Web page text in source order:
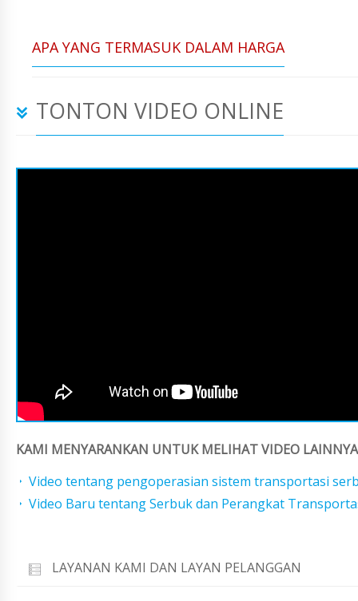
APA YANG TERMASUK DALAM HARGA
TONTON VIDEO ONLINE
KAMI MENYARANKAN UNTUK MELIHAT VIDEO
Video tentang pengoperasian sistem transportasi
Video Baru tentang Serbuk dan Perangkat
LAYANAN KAMI DAN LAYAN PELANGGAN